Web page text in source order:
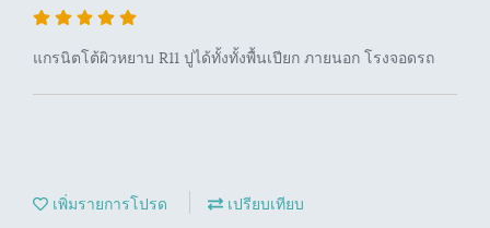
แกรนิตโต้ผิวหยาบ R11 ปูได้ทั้งทั้งพื้นเปียก ภายนอก โรงจอดรถ
เพิ่มรายการโปรด เปรียบเทียบ